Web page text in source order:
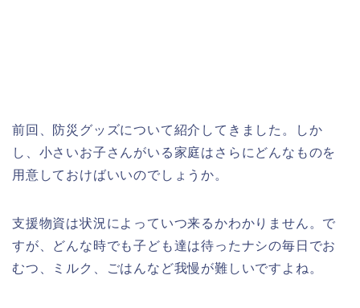
前回、防災グッズについて紹介してきました。しか
し、小さいお子さんがいる家庭はさらにどんなものを
用意しておけばいいのでしょうか。
支援物資は状況によっていつ来るかわかりません。で
すが、どんな時でも子ども達は待ったナシの毎日でお
むつ、ミルク、ごはんなど我慢が難しいですよね。